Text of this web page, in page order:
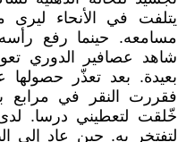
يتلفت في الأنحاء
مسامعه. حينما رفع
شاهد عصافير الدوري
بعيدة. بعد تعذّر
فقررت النقر في مرابع
خّلقت لتعطيني درسا. لدى
لتفتخر به. حين عاد إلى